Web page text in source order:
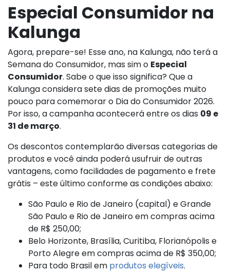
Especial Consumidor na
Kalunga
Agora, prepare-se! Esse ano, na Kalunga, não terá a
Semana do Consumidor, mas sim o Especial
Consumidor. Sabe o que isso significa? Que a
Kalunga considera sete dias de promoções muito
pouco para comemorar o Dia do Consumidor 2026.
Por isso, a campanha acontecerá entre os dias 09 e
31 de março.
Os descontos contemplarão diversas categorias de
produtos e você ainda poderá usufruir de outras
vantagens, como facilidades de pagamento e frete
grátis – este último conforme as condições abaixo:
São Paulo e Rio de Janeiro (capital) e Grande
São Paulo e Rio de Janeiro em compras acima
de R$ 250,00;
Belo Horizonte, Brasília, Curitiba, Florianópolis e
Porto Alegre em compras acima de R$ 350,00;
Para todo Brasil em produtos elegíveis.